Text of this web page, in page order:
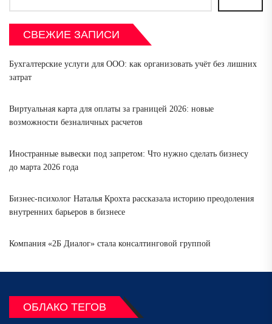
СВЕЖИЕ ЗАПИСИ
Бухгалтерские услуги для ООО: как организовать учёт без лишних
затрат
Виртуальная карта для оплаты за границей 2026: новые
возможности безналичных расчетов
Иностранные вывески под запретом: Что нужно сделать бизнесу
до марта 2026 года
Бизнес-психолог Наталья Крохта рассказала историю преодоления
внутренних барьеров в бизнесе
Компания «2Б Диалог» стала консалтинговой группой
ОБЛАКО ТЕГОВ